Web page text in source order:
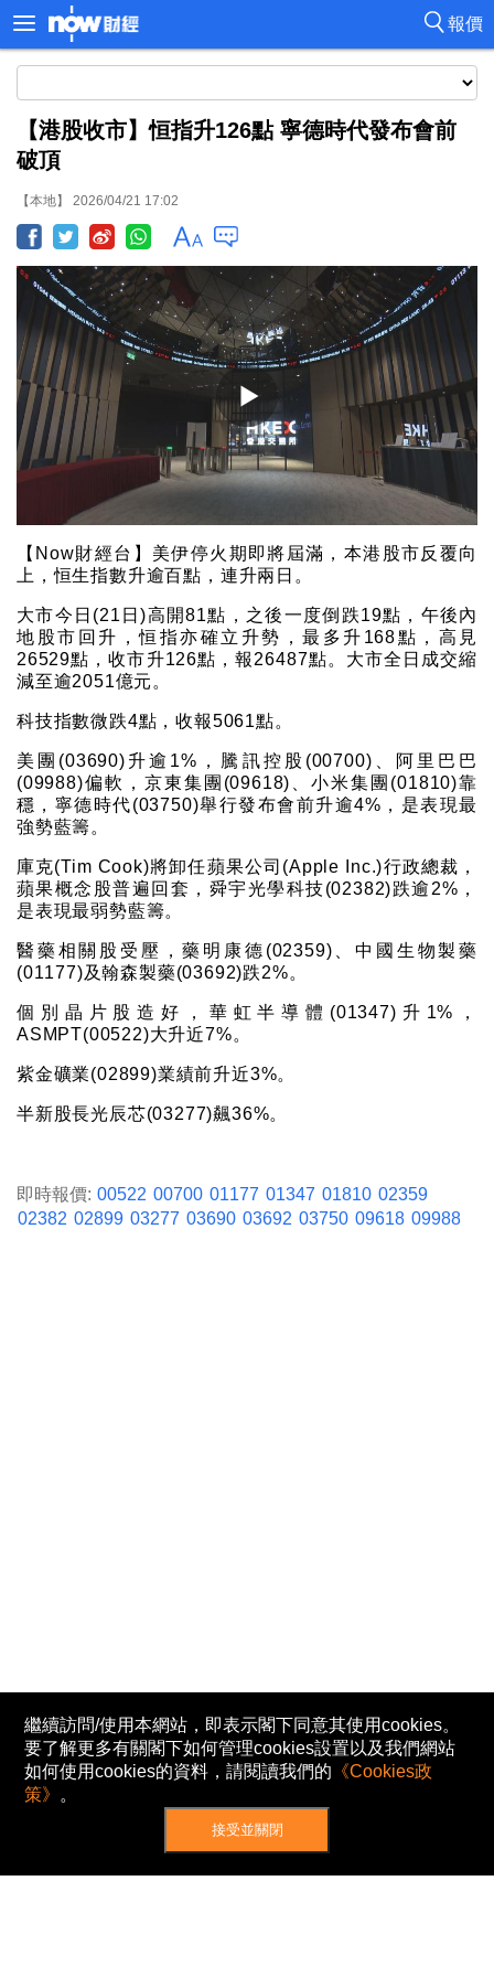
報價
【港股收市】恒指升126點 寧德時代發布會前
破頂
【本地】 2026/04/21 17:02
【Now財經台】美伊停火期即將屆滿，本港股市反覆向
上，恒生指數升逾百點，連升兩日。
大市今日(21日)高開81點，之後一度倒跌19點，午後內
地股市回升，恒指亦確立升勢，最多升168點，高見
26529點，收市升126點，報26487點。大市全日成交縮
減至逾2051億元。
科技指數微跌4點，收報5061點。
美團(03690)升逾1%，騰訊控股(00700)、阿里巴巴
(09988)偏軟，京東集團(09618)、小米集團(01810)靠
穩，寧德時代(03750)舉行發布會前升逾4%，是表現最
強勢藍籌。
庫克(Tim Cook)將卸任蘋果公司(Apple Inc.)行政總裁，
蘋果概念股普遍回套，舜宇光學科技(02382)跌逾2%，
是表現最弱勢藍籌。
醫藥相關股受壓，藥明康德(02359)、中國生物製藥
(01177)及翰森製藥(03692)跌2%。
個別晶片股造好，華虹半導體(01347)升1%，
ASMPT(00522)大升近7%。
紫金礦業(02899)業績前升近3%。
半新股長光辰芯(03277)飆36%。
即時報價: 00522 00700 01177 01347 01810 02359
02382 02899 03277 03690 03692 03750 09618 09988
繼續訪問/使用本網站，即表示閣下同意其使用cookies。
要了解更多有關閣下如何管理cookies設置以及我們網站
如何使用cookies的資料，請閱讀我們的 《Cookies政
策》 。
接受並關閉